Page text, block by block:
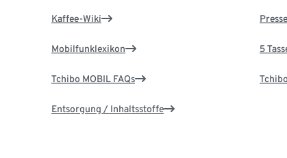
Kaffee-Wiki
Mobilfunklexikon
Tchibo MOBIL FAQs
Entsorgung / Inhaltsstoffe
Presse
5